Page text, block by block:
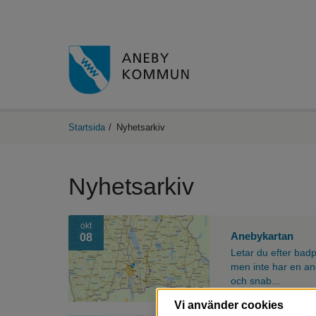
Startsida / Nyhetsarkiv
Nyhetsarkiv
okt
08 Anebykartan
Letar du efter
men inte har en
och snab...
Vi använder cookies